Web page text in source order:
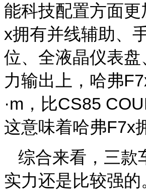
能科技配置方面
x拥有并线辅助、
位、全液晶仪表
力输出上，哈弗
·m，比CS85
这意味着哈弗F7x
综合来看，三款
实力还是比较强